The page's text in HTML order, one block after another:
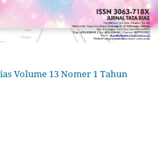
Volume 13 Nomer 1 Tahun